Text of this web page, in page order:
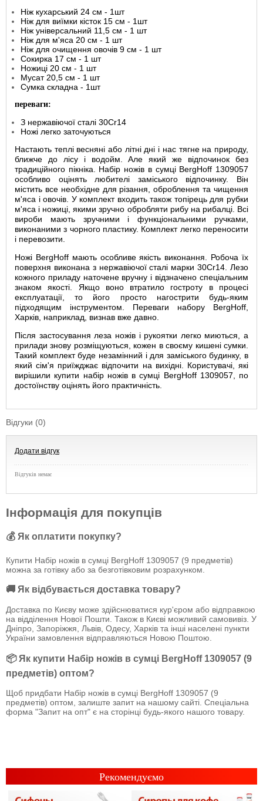
Ніж кухарський 24 см - 1шт
Ніж для виїмки кісток 15 см - 1шт
Ніж універсальний 11,5 см - 1 шт
Ніж для м'яса 20 см - 1 шт
Ніж для очищення овочів 9 см - 1 шт
Сокирка 17 см - 1 шт
Ножиці 20 см - 1 шт
Мусат 20,5 см - 1 шт
Сумка складна - 1шт
переваги:
З нержавіючої сталі 30Cr14
Ножі легко заточуються
Настають теплі весняні або літні дні і нас тягне на природу,
ближче до лісу і водойм. Але який же відпочинок без
традиційного пікніка. Набір ножів в сумці BergHoff 1309057
особливо оцінять любителі заміського відпочинку. Він
містить все необхідне для різання, оброблення та чищення
м'яса і овочів. У комплект входить також топірець для рубки
м'яса і ножиці, якими зручно обробляти рибу на рибалці. Всі
вироби мають зручними і функціональними ручками,
виконаними з чорного пластику. Комплект легко переносити
і перевозити.
Ножі BergHoff мають особливе якість виконання. Робоча їх
поверхня виконана з нержавіючої сталі марки 30Cr14. Лезо
кожного приладу наточене вручну і відзначено спеціальним
знаком якості. Якщо воно втратило гостроту в процесі
експлуатації, то його просто нагострити будь-яким
підходящим інструментом. Переваги набору BergHoff,
Харків, наприклад, визнав вже давно.
Після застосування леза ножів і рукоятки легко миються, а
прилади знову розміщуються, кожен в своєму кишені сумки.
Такий комплект буде незамінний і для заміського будинку, в
який сім'я приїжджає відпочити на вихідні. Користувачі, які
вирішили купити набір ножів в сумці BergHoff 1309057, по
достоїнству оцінять його практичність.
Відгуки (0)
Додати відгук
Відгуків немає
Інформація для покупців
💰 Як оплатити покупку?
Купити Набір ножів в сумці BergHoff 1309057 (9 предметів)
можна за готівку або за безготівковим розрахунком.
🚚 Як відбувається доставка товару?
Доставка по Києву може здійснюватися кур'єром або відправкою
на відділення Нової Пошти. Також в Києві можливий самовивіз. У
Дніпро, Запоріжжя, Львів, Одесу, Харків та інші населені пункти
України замовлення відправляються Новою Поштою.
📦 Як купити Набір ножів в сумці BergHoff 1309057 (9
предметів) оптом?
Щоб придбати Набір ножів в сумці BergHoff 1309057 (9
предметів) оптом, залиште запит на нашому сайті. Спеціальна
форма "Запит на опт" є на сторінці будь-якого нашого товару.
Рекомендуємо